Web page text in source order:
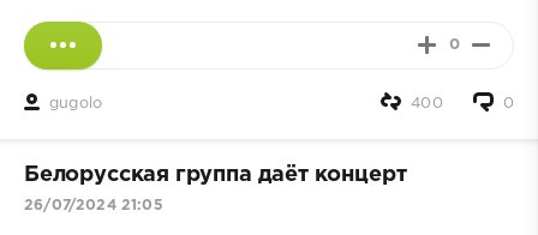
0
gugolo 0
400
Белорусская группа даёт концерт
26/07/2024 21:05